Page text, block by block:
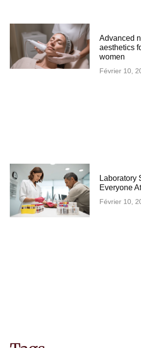
Advanced
aesthetics
women
Février 10,
Laboratory
Everyone
Février 10,